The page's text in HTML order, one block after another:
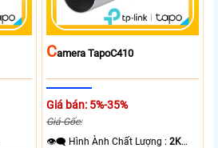
CAmera TapoC410
Giá bán: 5%-35%
Giá Gốc:
👁️‍🗨 Hình Ành Chất Lượng :2K